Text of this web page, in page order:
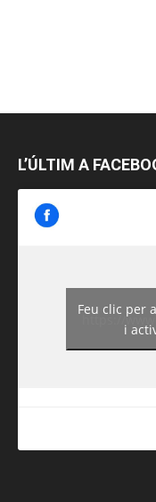
L’ÚLTIM A
https://
Feu clic per
i